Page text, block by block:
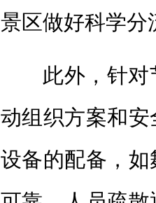
景区做好科学分
此外，针对
动组织方案和
设备的配备，